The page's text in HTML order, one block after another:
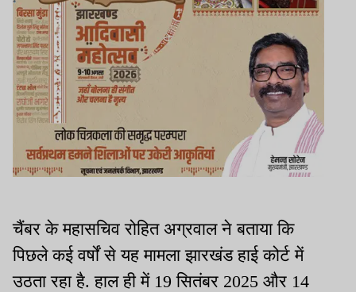
चैंबर के महासचिव रोहित अग्रवाल ने बताया कि
पिछले कई वर्षों से यह मामला झारखंड हाई कोर्ट में
उठता रहा है. हाल ही में 19 सितंबर 2025 और 14